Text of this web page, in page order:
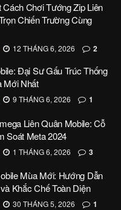
Chơi Tướng Zip Liên
Chiến Trường Cùng
12 THÁNG 6, 2026 2
Đại Sư Gấu Trúc Thống
Mới Nhất
9 THÁNG 6, 2026 1
Liên Quân Mobile: Cỗ
Soát Meta 2024
1 THÁNG 6, 2026 3
Mùa Mới: Hướng Dẫn
Khắc Chế Toàn Diện
30 THÁNG 5, 2026 1